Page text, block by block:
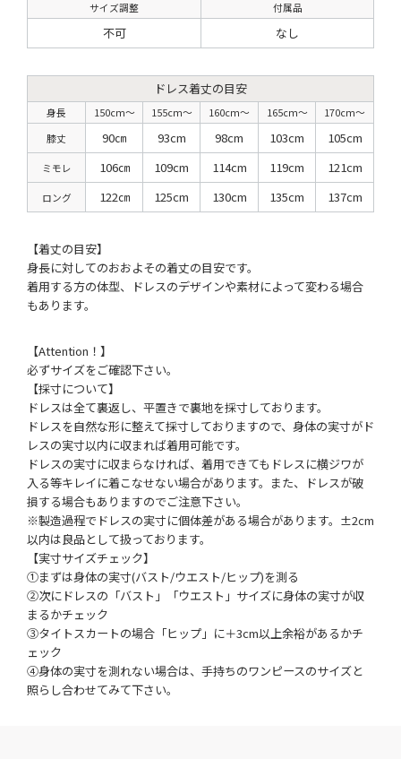
サイズ調整 付属品
不可 なし
ドレス着丈の目安
身長 150cm〜 155cm〜 160cm〜 165cm〜
170cm〜
膝丈
90㎝ 93cm 98cm 103cm 105cm
ミモレ 106㎝ 109cm 114cm 119cm 121cm
ロング 122㎝ 125cm 130cm 135cm 137cm
【着丈の目安】
身長に対してのおおよその着丈の目安です。
着用する方の体型、ドレスのデザインや素材によって変わる場合
もあります。
【Attention！】
必ずサイズをご確認下さい。
【採寸について】
ドレスは全て裏返し、平置きで裏地を採寸しております。
ドレスを自然な形に整えて採寸しておりますので、身体の実寸がド
レスの実寸以内に収まれば着用可能です。
ドレスの実寸に収まらなければ、着用できてもドレスに横ジワが
入る等キレイに着こなせない場合があります。また、ドレスが破
損する場合もありますのでご注意下さい。
※製造過程でドレスの実寸に個体差がある場合があります。±2cm
以内は良品として扱っております。
【実寸サイズチェック】
①まずは身体の実寸(バスト/ウエスト/ヒップ)を測る
②次にドレスの「バスト」「ウエスト」サイズに身体の実寸が収
まるかチェック
③タイトスカートの場合「ヒップ」に＋3cm以上余裕があるかチ
ェック
④身体の実寸を測れない場合は、手持ちのワンピースのサイズと
照らし合わせてみて下さい。